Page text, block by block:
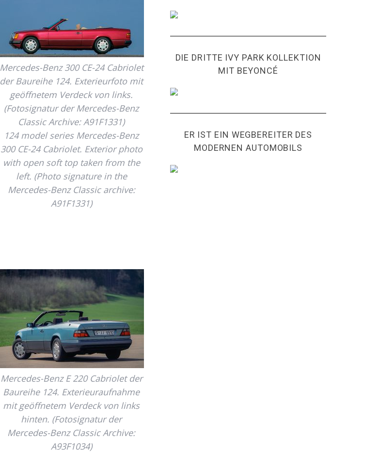
Mercedes-Benz 300 CE-24 Cabriolet
der Baureihe 124. Exterieurfoto mit
geöffnetem Verdeck von links.
(Fotosignatur der Mercedes-Benz
Classic Archive: A91F1331)
124 model series Mercedes-Benz
300 CE-24 Cabriolet. Exterior photo
with open soft top taken from the
left. (Photo signature in the
Mercedes-Benz Classic archive:
A91F1331)
Mercedes-Benz E 220 Cabriolet der
Baureihe 124. Exterieuraufnahme
mit geöffnetem Verdeck von links
hinten. (Fotosignatur der
Mercedes-Benz Classic Archive:
A93F1034)
DIE DRITTE IVY PARK KOLLEKTION
MIT BEYONCÉ
ER IST EIN WEGBEREITER DES
MODERNEN AUTOMOBILS